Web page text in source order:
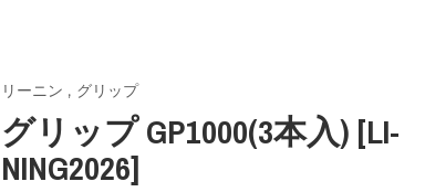
リーニン , グリップ
グリップ GP1000(3本入) [LI-
NING2026]